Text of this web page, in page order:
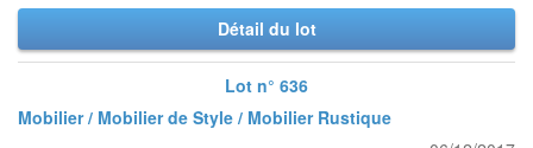
Détail du lot
Lot n° 636
Mobilier / Mobilier de Style / Mobilier Rustique